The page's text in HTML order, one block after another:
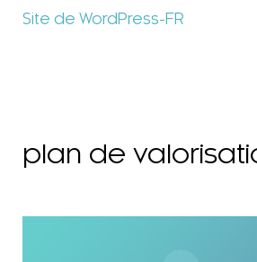
Site de WordPress-FR
plan de